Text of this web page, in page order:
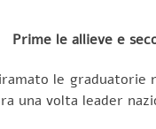
Prime le allieve e
le
una volta leader